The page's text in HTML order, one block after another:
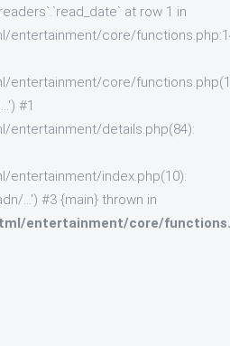
at row 1 in
entertainment/core/
entertainment/core/
#1
entertainment/details.php(84):
entertainment/index.php(10):
...') #3 {main} thrown in
entertainment/core/